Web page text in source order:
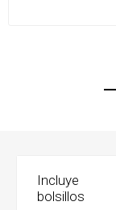
Incluye
bolsillos